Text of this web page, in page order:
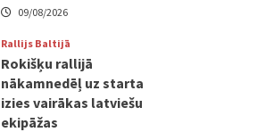
09/08/2026
Rallijs Baltijā
Rokišķu rallijā
nākamnedēļ uz starta
izies vairākas latviešu
ekipāžas